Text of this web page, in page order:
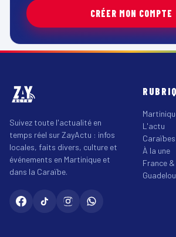
CRÉER MON COMPTE
Suivez toute l'actualité en
temps réel sur ZayActu : infos
locales, faits divers, culture et
événements en Martinique et
dans la Caraïbe.
L'actu
Caraïbes
À la une
France